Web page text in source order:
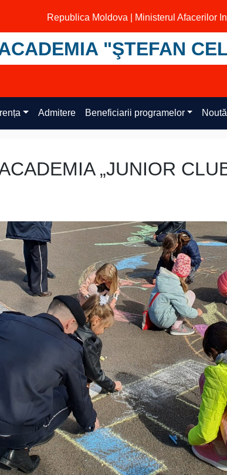
Republica Moldova | Ministerul Afacerilor
"ŞTEFAN
Admitere Beneficiarii programelor
„JUNIOR